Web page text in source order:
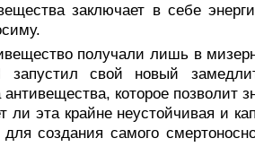
заключает в себе
получали лишь в
свой новый
антивещества, которое
ли эта крайне неустойчивая и
создания самого